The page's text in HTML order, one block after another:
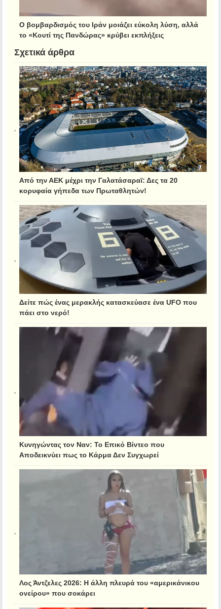
Ο βομβαρδισμός του Ιράν μοιάζει εύκολη λύση, αλλά
το «Κουτί της Πανδώρας» κρύβει εκπλήξεις
Σχετικά άρθρα
Από την ΑΕΚ μέχρι την Γαλατάσαραϊ: Δες τα 20
κορυφαία γήπεδα των Πρωταθλητών!
Δείτε πώς ένας μερακλής κατασκεύασε ένα UFO που
πάει στο νερό!
Κυνηγώντας τον Ναν: Το Επικό Βίντεο που
Αποδεικνύει πως το Κάρμα Δεν Συγχωρεί
Λος Άντζελες 2026: Η άλλη πλευρά του «αμερικάνικου
ονείρου» που σοκάρει